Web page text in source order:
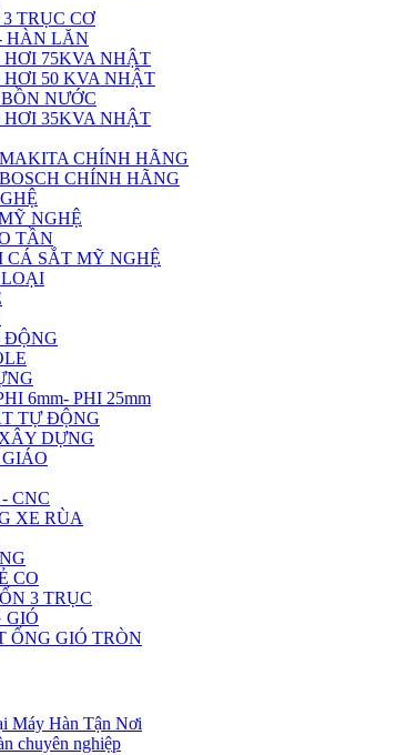
TRỤC CƠ
HÀN LĂN
75KVA NHẬT
50 KVA NHẬT
NƯỚC
35KVA NHẬT
CHÍNH HÃNG
CHÍNH HÃNG
NGHỆ
TẦN
SẮT MỸ NGHỆ
ĐỘNG
6mm- PHI 25mm
TỰ ĐỘNG
DỰNG
CNC
XE RÙA
CO
3 TRỤC
GIÓ
ỐNG GIÓ TRÒN
Máy Hàn Tận Nơi
chuyên nghiệp